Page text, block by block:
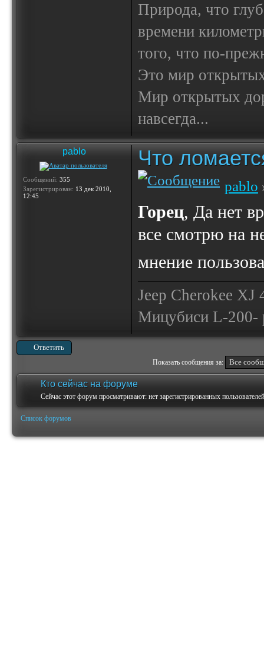
Природа, что
времени
того, что по-
Это мир
Мир открытых
навсегда...
pablo
Сообщений: 355
Зарегистрирован: 13 дек 2010,
12:45
Что
pablo
Горец, Да нет
все смотрю на
мнение
Jeep Cherokee
Мицубиси L-200-
Ответить
Показать сообщения за:
Кто сейчас на форуме
Сейчас этот форум просматривают: нет зарегистрированных
Список форумов